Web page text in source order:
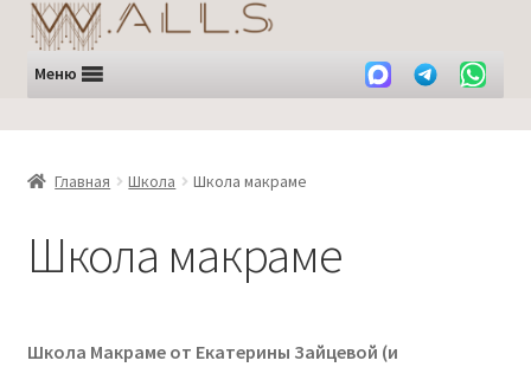
Перейти
к
навигации
Перейти
к
содержимому
Меню
Главная Школа Школа макраме
Школа макраме
Школа Макраме от Екатерины Зайцевой (и